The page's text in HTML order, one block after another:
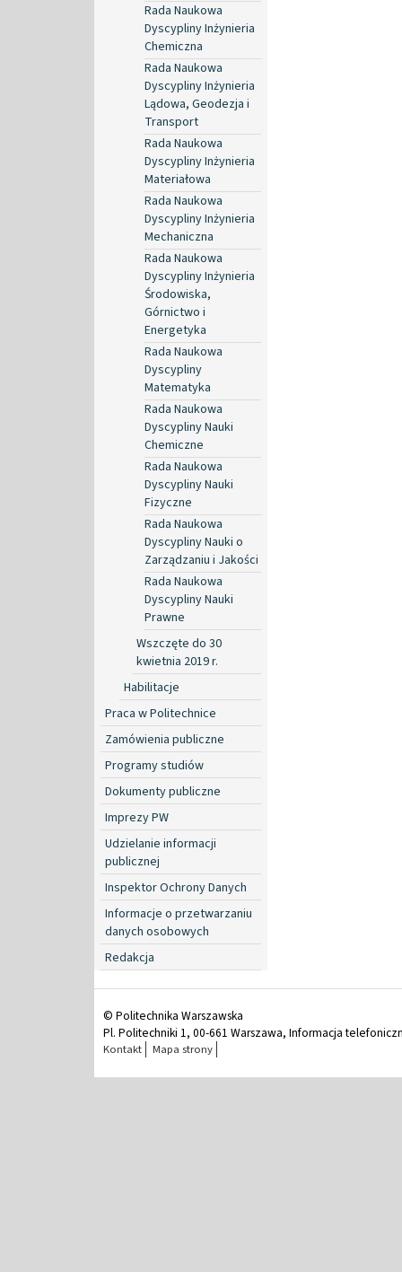
Rada Naukowa
Dyscypliny Inżynieria
Chemiczna
Rada Naukowa
Dyscypliny Inżynieria
Lądowa, Geodezja i
Transport
Rada Naukowa
Dyscypliny Inżynieria
Materiałowa
Rada Naukowa
Dyscypliny Inżynieria
Mechaniczna
Rada Naukowa
Dyscypliny Inżynieria
Środowiska,
Górnictwo i
Energetyka
Rada Naukowa
Dyscypliny
Matematyka
Rada Naukowa
Dyscypliny Nauki
Chemiczne
Rada Naukowa
Dyscypliny Nauki
Fizyczne
Rada Naukowa
Dyscypliny Nauki o
Zarządzaniu i Jakości
Rada Naukowa
Dyscypliny Nauki
Prawne
Wszczęte do 30
kwietnia 2019 r.
Habilitacje
Praca w Politechnice
Zamówienia publiczne
Programy studiów
Dokumenty publiczne
Imprezy PW
Udzielanie informacji
publicznej
Inspektor Ochrony Danych
Informacje o przetwarzaniu
danych osobowych
Redakcja
© Politechnika Warszawska
Pl. Politechniki 1, 00-661 Warszawa, Informacja
Kontakt Mapa strony